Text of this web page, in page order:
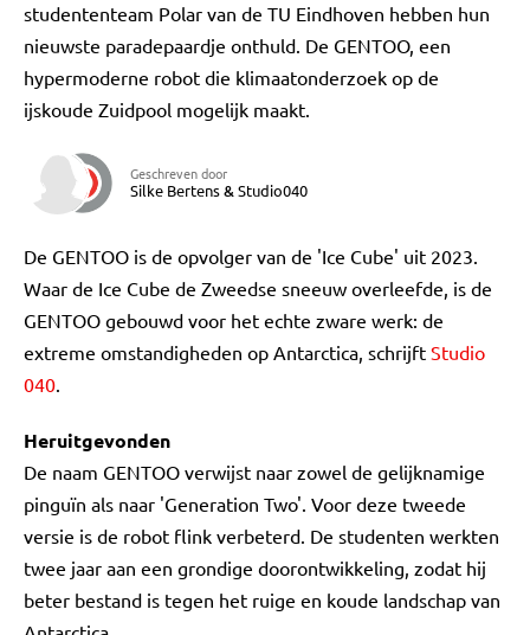
studententeam Polar van de TU Eindhoven hebben hun
nieuwste paradepaardje onthuld. De GENTOO, een
hypermoderne robot die klimaatonderzoek op de
ijskoude Zuidpool mogelijk maakt.
Geschreven door
Silke Bertens&Studio040
De GENTOO is de opvolger van de 'Ice Cube' uit 2023.
Waar de Ice Cube de Zweedse sneeuw overleefde, is de
GENTOO gebouwd voor het echte zware werk: de
extreme omstandigheden op Antarctica, schrijft Studio
040.
Heruitgevonden
De naam GENTOO verwijst naar zowel de gelijknamige
pinguïn als naar 'Generation Two'. Voor deze tweede
versie is de robot flink verbeterd. De studenten werkten
twee jaar aan een grondige doorontwikkeling, zodat hij
beter bestand is tegen het ruige en koude landschap van